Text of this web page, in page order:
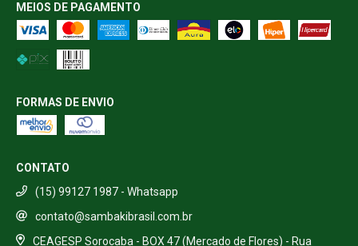
MEIOS DE PAGAMENTO
FORMAS DE ENVIO
CONTATO
(15) 99127 1987 - Whatsapp
contato@sambakibrasil.com.br
CEAGESP Sorocaba - BOX 47 (Mercado de Flores) - Rua